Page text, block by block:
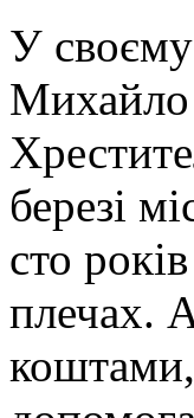
У
Михайло
березі
сто
плечах.
коштами,